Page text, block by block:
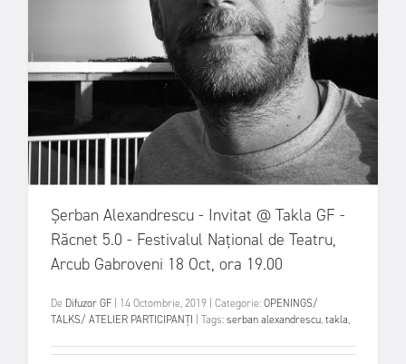
Șerban Alexandrescu - Invitat @ Takla GF -
Răcnet 5.0 - Festivalul Național de Teatru,
Arcub Gabroveni 18 Oct, ora 19.00
De Difuzor GF 14 Octombrie, 2019 Categorie:OPENINGS/
TALKS/ ATELIER PARTICIPANȚI Tags:serban alexandrescu,takla,